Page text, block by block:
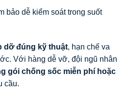
bảo dễ kiểm soát trong suốt
dỡ đúng kỹ thuật, hạn chế va
Với hàng dễ vỡ, đội ngũ nhân
gói chống sốc miễn phí hoặc
cầu.